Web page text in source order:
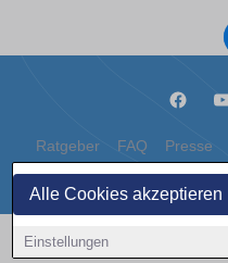
Alle Cookies akzeptieren
Einstellungen
Ratgeber FAQ Presse
Copyright © 2000 - 2026 | 1A